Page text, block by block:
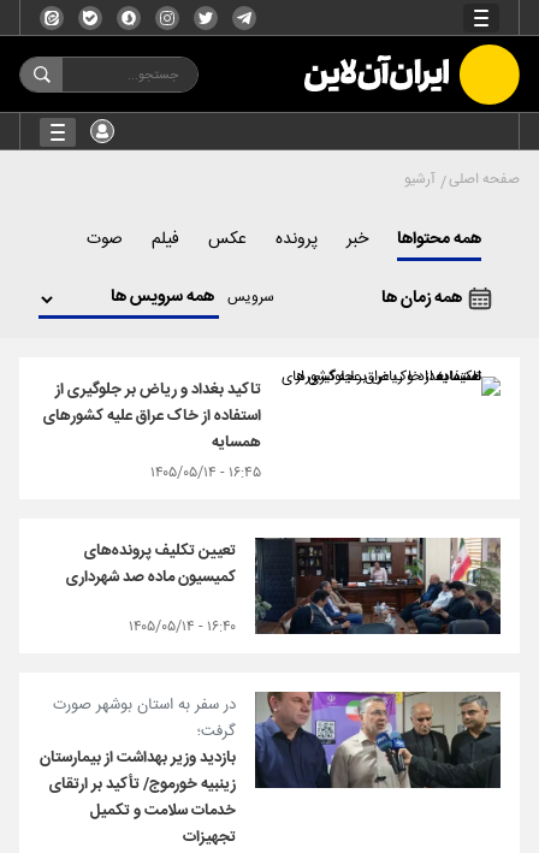
صفحه اصلی آرشیو
همه محتواها خبر پرونده عکس فیلم صوت
همه زمان ها سرویس
تاکید بغداد و ریاض بر جلوگیری از
استفاده از خاک عراق علیه کشورهای
همسایه
۱۶:۴۵ - ۱۴۰۵/۰۵/۱۴
تعیین تکلیف پرونده‌های
کمیسیون ماده صد شهرداری
۱۶:۴۰ - ۱۴۰۵/۰۵/۱۴
در سفر به استان بوشهر صورت
گرفت؛
بازدید وزیر بهداشت از بیمارستان
زینبیه خورموج/ تأکید بر ارتقای
خدمات سلامت و تکمیل
تجهیزات